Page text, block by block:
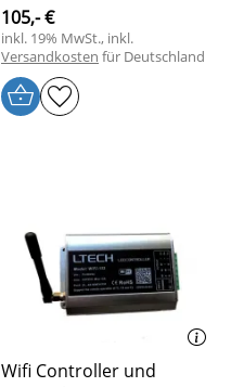
105,- €
inkl. 19% MwSt., inkl.
Versandkosten für Deutschland
Wifi Controller und